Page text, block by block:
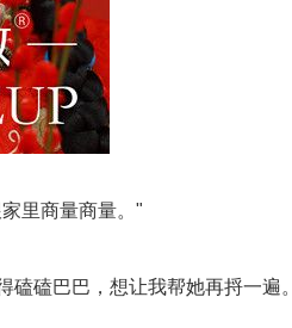
里商量商量。"
磕巴巴，想让我帮她再捋一遍。